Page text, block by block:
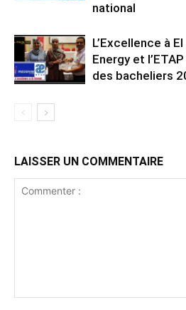
national
L’Excellence à
Energy et
des bacheliers
LAISSER UN COMMENTAIRE